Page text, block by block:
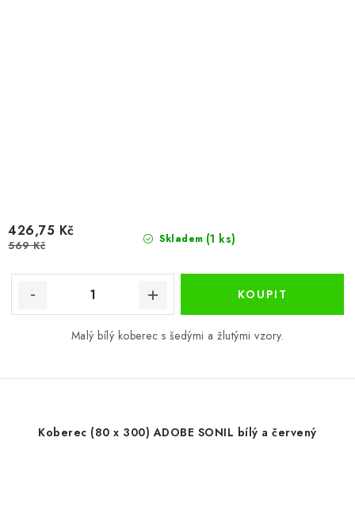
Skladem (1 ks)
426,75 Kč
569 Kč
Malý bílý koberec s šedými a žlutými vzory.
Koberec (80 x 300) ADOBE SONIL bílý a červený